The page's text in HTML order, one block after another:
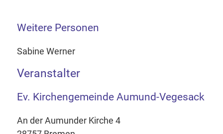
Weitere Personen
Sabine Werner
Veranstalter
Ev. Kirchengemeinde Aumund-Vegesack
An der Aumunder Kirche 4